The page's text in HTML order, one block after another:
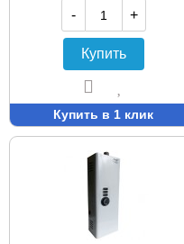
-
+
Купить
Купить в 1 клик